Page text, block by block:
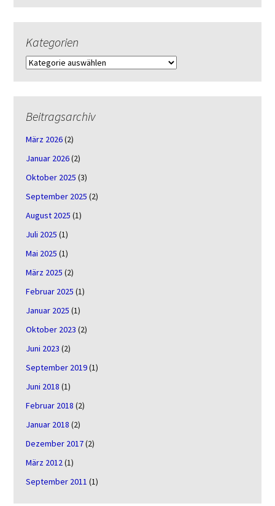
Kategorien
Kategorien
Beitragsarchiv
März 2026(2)
Januar 2026(2)
Oktober 2025 (3)
September 2025 (2)
August 2025 (1)
Juli 2025 (1)
Mai 2025 (1)
März 2025 (2)
Februar 2025 (1)
Januar 2025 (1)
Oktober 2023 (2)
Juni 2023 (2)
September 2019(1)
Juni 2018 (1)
Februar 2018 (2)
Januar 2018 (2)
Dezember 2017(2)
März 2012(1)
September 2011 (1)